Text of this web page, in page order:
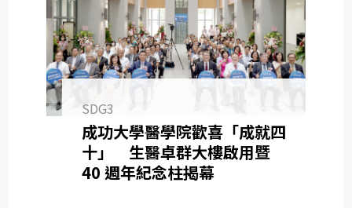
SDG3
成功大學醫學院歡喜「成就四
十」 生醫卓群大樓啟用暨
40 週年紀念柱揭幕